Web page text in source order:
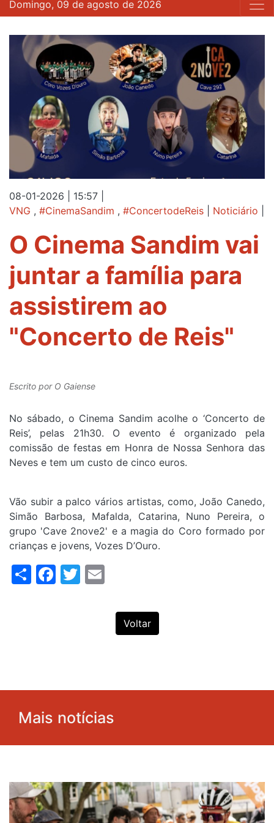
Domingo, 09 de agosto de 2026
08-01-2026 | 15:57
VNG , #CinemaSandim , #ConcertodeReis Noticiário
O Cinema Sandim vai
juntar a família para
assistirem ao
"Concerto de Reis"
Escrito por O Gaiense
No sábado, o Cinema Sandim acolhe o ‘Concerto de
Reis’, pelas 21h30. O evento é organizado pela
comissão de festas em Honra de Nossa Senhora das
Neves e tem um custo de cinco euros.
Vão subir a palco vários artistas, como, João Canedo,
Simão Barbosa, Mafalda, Catarina, Nuno Pereira, o
grupo 'Cave 2nove2' e a magia do Coro formado por
crianças e jovens, Vozes D’Ouro.
ShareFacebook
Twitter
Voltar
Mais notícias